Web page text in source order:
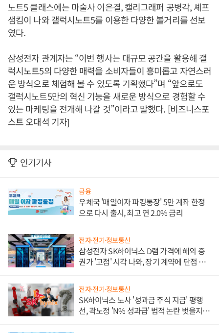
노트5 클래스에는 마술사 이은결, 캘리그래퍼 공병각, 셰프
샘킴이 나와 갤럭시노트5를 이용한 다양한 볼거리를 선보
였다.
삼성전자 관계자는 “이번 행사는 대규모 공간을 활용해 갤
럭시노트5의 다양한 매력을 소비자들이 흥미롭고 자연스러
운 방식으로 체험해 볼 수 있도록 기획했다”며 “앞으로도
갤럭시노트5만의 혁신 기능을 새로운 방식으로 경험할 수
있는 마케팅을 전개해 나갈 것”이라고 말했다. [비즈니스포
스트 오대석 기자]
인기기사
금융
우체국 '매일이자 파킹통장' 5만 계좌 한정
으로 다시 출시, 최고 연 2.0% 금리
전자·전기·정보통신
삼성전자 SK하이닉스 D램 가격에 해외 증
권가 '고점' 시각 나와, 장기 계약에 단점 부
전자·전기·정보통신
SK하이닉스 노사 '성과급 주식 지급' 평행
선, 곽노정 'N% 성과급' 법적 논란 벗을지 주